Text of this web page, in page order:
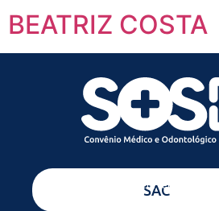
BEATRIZ COSTA
VENDASSAC
Acreditamos que com
todos podem ter acesso a